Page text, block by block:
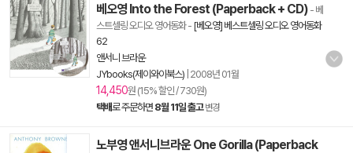
베오영 Into the Forest (Paperback + CD) - 베
스트셀링 오디오 영어동화- [베오영] 베스트셀링 오디오 영어동화
62
앤서니 브라운
JYbooks(제이와이북스) 2008년 01월
14,450원 (15% 할인 / 730원)
택배로 주문하면 8월 11일 출고 변경
노부영 앤서니브라운 One Gorilla (Paperback